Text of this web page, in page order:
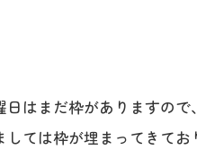
はまだ枠がありますの
しては枠が埋まってきて